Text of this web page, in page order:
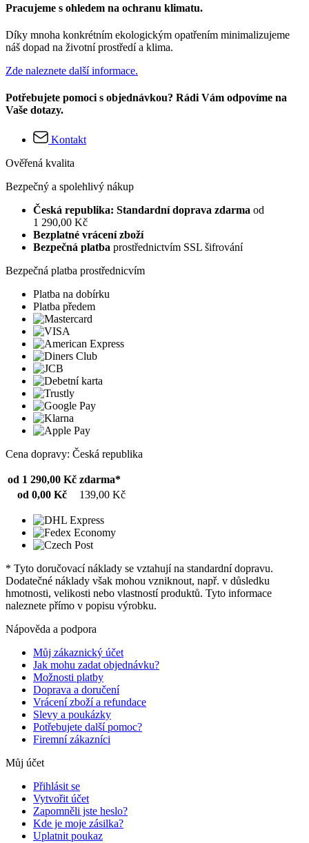
Pracujeme s ohledem na ochranu klimatu.
Díky mnoha konkrétním ekologickým opatřením minimalizujeme
náš dopad na životní prostředí a klima.
Zde naleznete další informace.
Potřebujete pomoci s objednávkou? Rádi Vám odpovíme na
Vaše dotazy.
Kontakt
Ověřená kvalita
Bezpečný a spolehlivý nákup
Česká republika: Standardní doprava zdarma od
1 290,00 Kč
Bezplatné vrácení zboží
Bezpečná platba prostřednictvím SSL šifrování
Bezpečná platba prostřednicvím
Platba na dobírku
Platba předem
Cena dopravy: Česká republika
od 1 290,00 Kč zdarma*
od 0,00 Kč
139,00 Kč
* Tyto doručovací náklady se vztahují na standardní dopravu.
Dodatečné náklady však mohou vzniknout, např. v důsledku
hmotnosti, velikosti nebo vlastností produktů. Tyto informace
naleznete přímo v popisu výrobku.
Nápověda a podpora
Můj zákaznický účet
Jak mohu zadat objednávku?
Možnosti platby
Doprava a doručení
Vrácení zboží a refundace
Slevy a poukázky
Potřebujete další pomoc?
Firemní zákazníci
Můj účet
Přihlásit se
Vytvořit účet
Zapomněli jste heslo?
Kde je moje zásilka?
Uplatnit poukaz